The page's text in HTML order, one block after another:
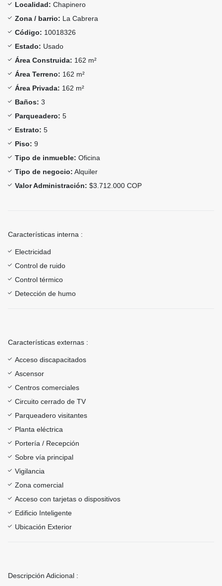
Localidad: Chapinero
Zona / barrio: La Cabrera
Código: 10018326
Estado: Usado
Área Construida: 162 m²
Área Terreno: 162 m²
Área Privada: 162 m²
Baños: 3
Parqueadero: 5
Estrato: 5
Piso: 9
Tipo de inmueble: Oficina
Tipo de negocio: Alquiler
Valor Administración: $3.712.000 COP
Características interna :
Electricidad
Control de ruido
Control térmico
Detección de humo
Características externas :
Acceso discapacitados
Ascensor
Centros comerciales
Circuito cerrado de TV
Parqueadero visitantes
Planta eléctrica
Portería / Recepción
Sobre vía principal
Vigilancia
Zona comercial
Acceso con tarjetas o dispositivos
Edificio Inteligente
Ubicación Exterior
Descripción Adicional :